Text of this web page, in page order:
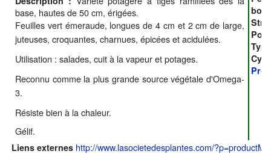
base, hautes de 50 cm, érigées.
Feuilles vert émeraude, longues de 4 cm et 2 cm de large,
juteuses, croquantes, charnues, épicées et acidulées.
Utilisation : salades, cuit à la vapeur et potages.
Reconnu comme la plus grande source végétale d'Omega-
3.
Résiste bien à la chaleur.
Gélif.
Liens externes http://www.lasocietedesplantes.com/